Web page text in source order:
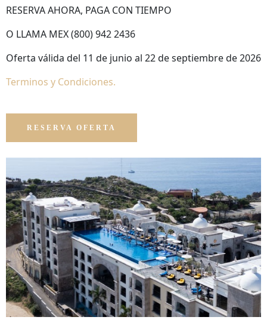
RESERVA AHORA, PAGA CON TIEMPO
O LLAMA MEX (800) 942 2436
Oferta válida del 11 de junio al 22 de septiembre de 2026
Terminos y Condiciones.
RESERVA OFERTA